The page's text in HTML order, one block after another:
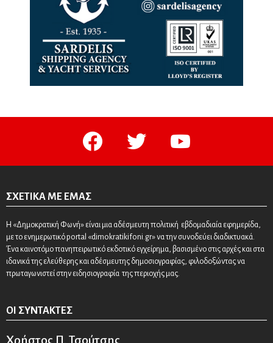
facebook twitter
ΣΧΕΤΙΚΆ ΜΕ ΕΜΆΣ
Η «Δημοκρατική Φωνή» είναι μια αδέσμευτη πολιτική εβδομαδιαία εφημερίδα,
με το ενημερωτικό portal «dimokratikifoni.gr» να την συνοδεύει διαδικτυακά.
Ένα καινοτόμο πανηπειρωτικό εκδοτικό εγχείρημα, βασισμένο στις αρχές και στα
ιδανικά της ελεύθερης και αδέσμευτης δημοσιογραφίας, φιλοδοξώντας να
πρωταγωνιστεί στην ειδησιογραφία της περιοχής μας.
ΟΙ ΣΥΝΤΆΚΤΕΣ
Χρήστος Π. Τσούτσης